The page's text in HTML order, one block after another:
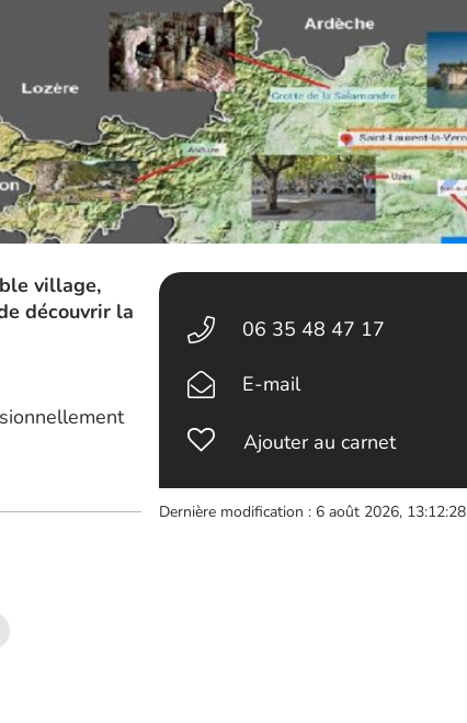
village,
découvrir la
06 35 48 47 17
E-mail
Ajouter au carnet
Dernière modification : 6 août 2026, 13:12:28